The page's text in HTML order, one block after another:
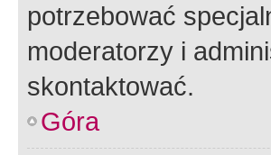
potrzebować
moderatorzy i
skontaktować.
Góra